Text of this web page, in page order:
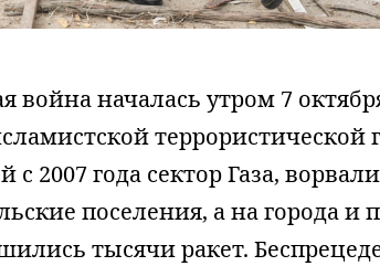
началась утром 7
террористической
2007 года сектор Газа,
поселения, а на города и
тысячи ракет.